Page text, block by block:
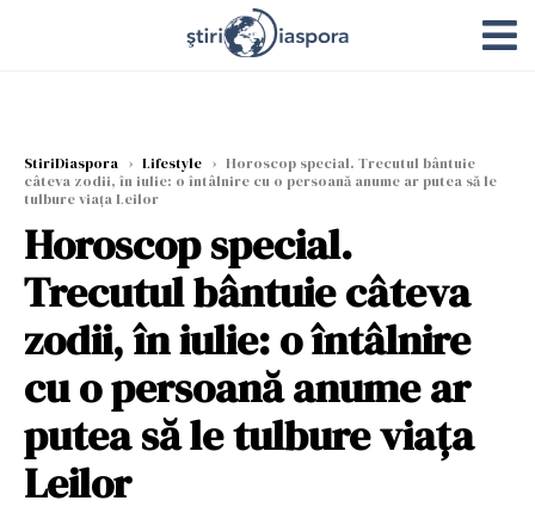
StiriDiaspora › Lifestyle › Horoscop special. Trecutul bântuie
câteva zodii, în iulie: o întâlnire cu o persoană anume ar putea să le
tulbure viața Leilor
Horoscop special.
Trecutul bântuie câteva
zodii, în iulie: o întâlnire
cu o persoană anume ar
putea să le tulbure viața
Leilor